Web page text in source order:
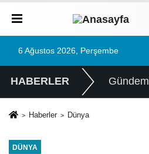
6 Ağustos 2026, Perşembe
HABERLER Gündem
Haberler Dünya
DÜNYA